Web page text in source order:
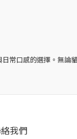
常口感的選擇。無論
我們